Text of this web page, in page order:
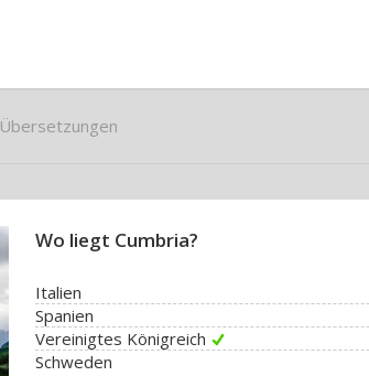
Übersetzungen
Wo liegt Cumbria?
Italien
Spanien
Vereinigtes Königreich
Schweden